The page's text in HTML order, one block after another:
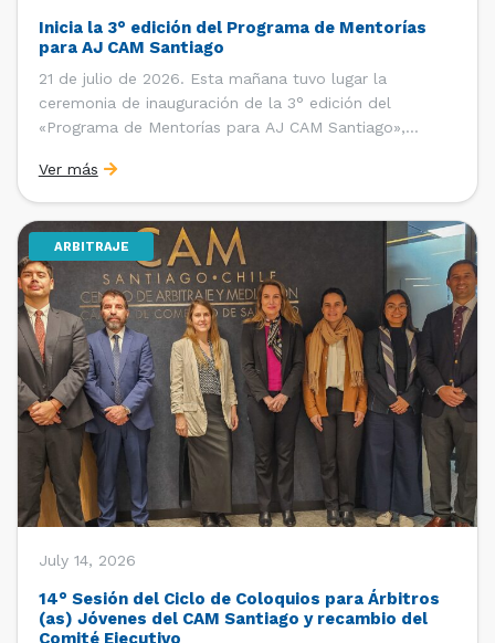
Inicia la 3° edición del Programa de Mentorías
para AJ CAM Santiago
21 de julio de 2026. Esta mañana tuvo lugar la
ceremonia de inauguración de la 3° edición del
«Programa de Mentorías para AJ CAM Santiago»,
Internacionales con el apoyo de la Dirección Ejecutiva
y la Subdirección Ejecutiva y de Asuntos
Internacionales, tras […]
Ver más
ARBITRAJE
July 14, 2026
14° Sesión del Ciclo de Coloquios para Árbitros
(as) Jóvenes del CAM Santiago y recambio del
Comité Ejecutivo